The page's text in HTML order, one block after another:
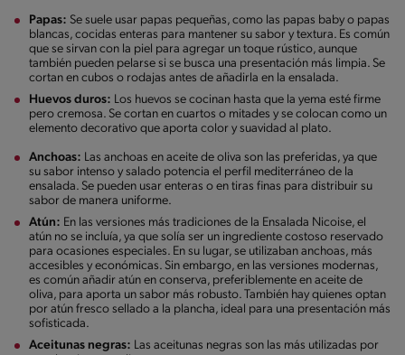
Papas: Se suele usar papas pequeñas, como las papas baby o papas
blancas, cocidas enteras para mantener su sabor y textura. Es común
que se sirvan con la piel para agregar un toque rústico, aunque
también pueden pelarse si se busca una presentación más limpia. Se
cortan en cubos o rodajas antes de añadirla en la ensalada.
Huevos duros: Los huevos se cocinan hasta que la yema esté firme
pero cremosa. Se cortan en cuartos o mitades y se colocan como un
elemento decorativo que aporta color y suavidad al plato.
Anchoas: Las anchoas en aceite de oliva son las preferidas, ya que
su sabor intenso y salado potencia el perfil mediterráneo de la
ensalada. Se pueden usar enteras o en tiras finas para distribuir su
sabor de manera uniforme.
Atún: En las versiones más tradiciones de la Ensalada Nicoise, el
atún no se incluía, ya que solía ser un ingrediente costoso reservado
para ocasiones especiales. En su lugar, se utilizaban anchoas, más
accesibles y económicas. Sin embargo, en las versiones modernas,
es común añadir atún en conserva, preferiblemente en aceite de
oliva, para aporta un sabor más robusto. También hay quienes optan
por atún fresco sellado a la plancha, ideal para una presentación más
sofisticada.
Aceitunas negras: Las aceitunas negras son las más utilizadas por